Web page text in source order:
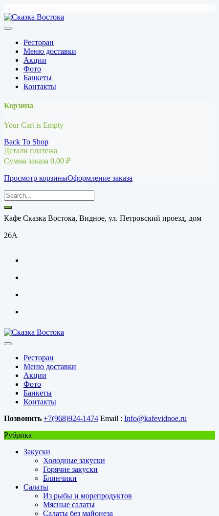
Перейти
к
Ресторан
Меню доставки
Акции
Фото
Банкеты
Контакты
Корзина
Your Cart is Empty
Back To Shop
Детали платежа
Сумма заказа 0,00 ₽
Просмотр корзиныОформление заказа
Кафе Сказка Востока, Видное, ул. Петровский проезд, дом
26А
Ресторан
Меню доставки
Акции
Фото
Банкеты
Контакты
Позвонить +7(968)924-1474 Email : Info@kafevidnoe.ru
Рубрика
Закуски
Холодные закуски
Горячие закуски
Блинчики
Салаты
Из рыбы и морепродуктов
Мясные салаты
Салаты без майонеза